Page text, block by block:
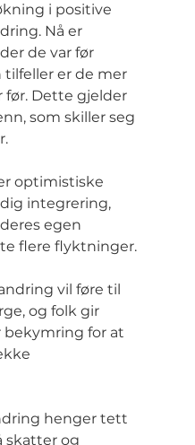
i positive
Nå er
de var før
tilfeller er de mer
før. Dette gjelder
som skiller seg
optimistiske
integrering,
egen
flere flyktninger.
vil føre til
og folk gir
bekymring for at
henger tett
skatter og